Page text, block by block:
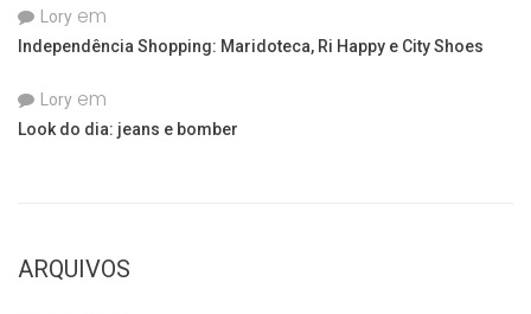
Lory em
Independência Shopping: Maridoteca, Ri Happy e City Shoes
Lory em
Look do dia: jeans e bomber
ARQUIVOS